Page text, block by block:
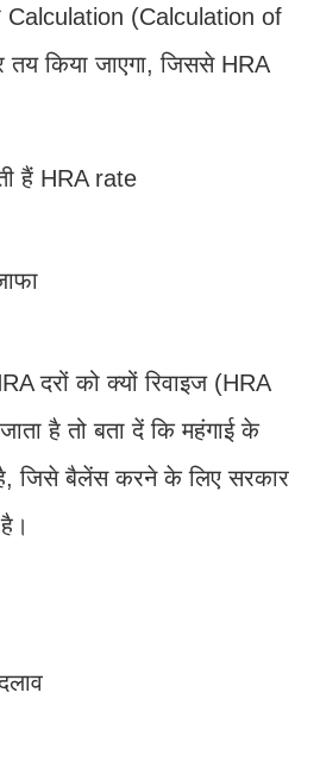
Calculation (Calculation of
किया जाएगा, जिससे HRA
हैं HRA rate
दरों को क्यों रिवाइज (HRA
है तो बता दें कि महंगाई के
है, जिसे बैलेंस करने के लिए सरकार